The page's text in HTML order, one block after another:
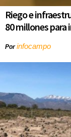
Riego e
80 millones para
Porinfocampo